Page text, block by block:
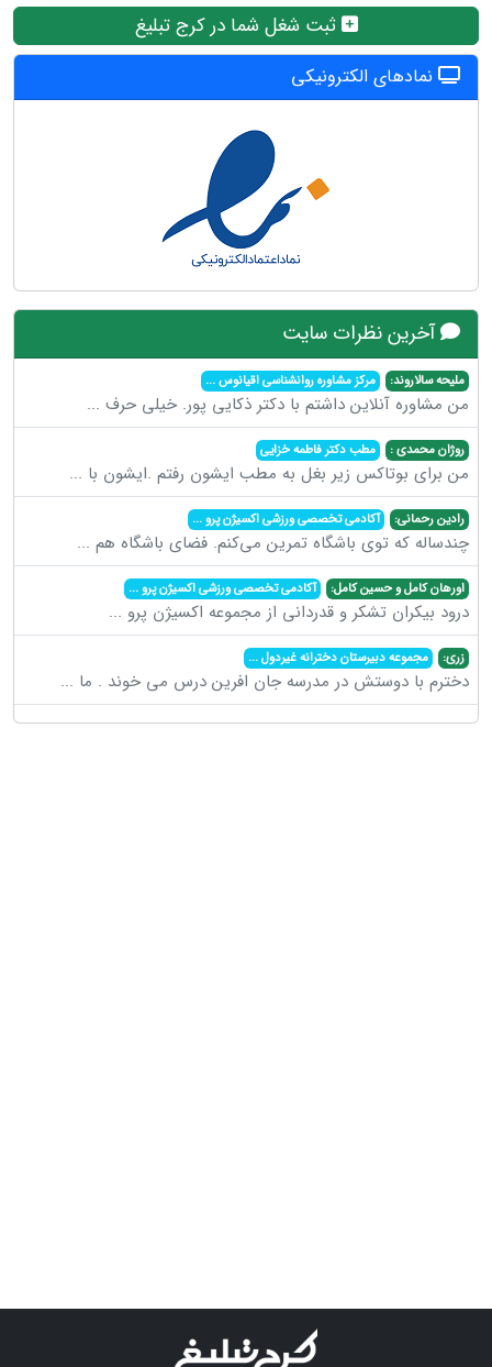
ثبت شغل شما در کرج تبلیغ
نمادهای الکترونیکی
آخرین نظرات سایت
ملیحه سالاروند: مرکز مشاوره روانشناسی اقیانوس...
من مشاوره آنلاین داشتم با دکتر ذکایی پور. خیلی حرف ...
روژان محمدی : مطب دکتر فاطمه خزایی
من برای بوتاکس زیر بغل به مطب ایشون رفتم .ایشون با ...
رادین رحمانی: آکادمی تخصصی ورزشی اکسیژن پرو...
چندساله که توی باشگاه تمرین می‌کنم. فضای باشگاه هم ...
اورهان کامل و حسین کامل: آکادمی تخصصی ورزشی اکسیژن پرو...
درود بیکران تشکر و قدردانی از مجموعه اکسیژن پرو ...
زری: مجموعه دبیرستان دخترانه غیردول...
دخترم با دوستش در مدرسه جان افرین درس می خوند . ما ...